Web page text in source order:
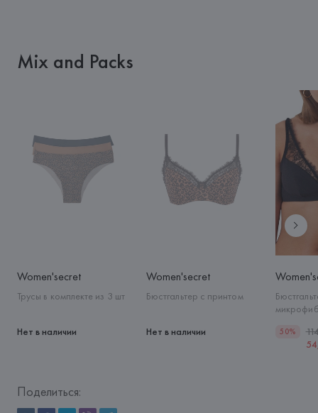
Mix and Packs
Women'secret
Трусы в комплекте из 3 шт
Нет в наличии
Women'secret
Бюстгальтер с принтом
Нет в наличии 50%
Поделиться: